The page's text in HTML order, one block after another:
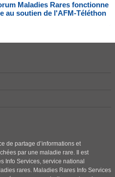
Maladies Rares fonctionne
au soutien de l'AFM-Téléthon
de partage d’informations et
par une maladie rare. Il est
Info Services, service national
rares. Maladies Rares Info Services